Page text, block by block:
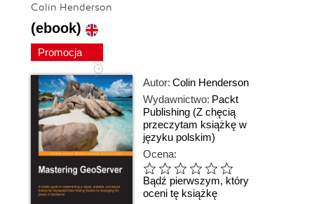
Colin Henderson
(ebook)
Promocja
Autor: Colin Henderson
Wydawnictwo: Packt
Publishing (Z chęcią
przeczytam książkę w
języku polskim)
Ocena:
Bądź pierwszym, który
oceni tę książkę